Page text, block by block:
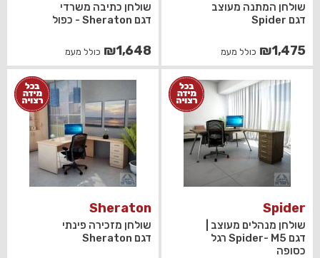
שולחן המתנה מעוצב
דגם Spider
₪1,475 כולל מעמ
שולחן כתיבה משרדי
דגם Sheraton - כפול
₪1,648 כולל מעמ
Spider
שולחן מנהלים מעוצב |
דגם Spider- M5 רגל
כסופה
Sheraton
שולחן מזכירה פינתי
דגם Sheraton